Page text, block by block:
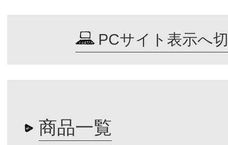
PCサイト表示へ
商品一覧